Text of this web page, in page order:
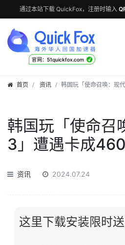
通过本站下载 QuickFox，注册时输入
官网：51quickfox.com √
首页 资讯 韩国玩「使命召唤：现
韩国玩「使命召
3」遭遇卡成460
资讯 2024.07.24
这里下载安装限时